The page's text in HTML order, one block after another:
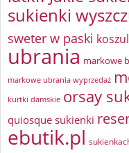
sukienki
sweter w paski
ubrania markowe
markowe ubrania wyprzedaż
kurtki damskie orsay
quiosque sukienki
ebutik.pl